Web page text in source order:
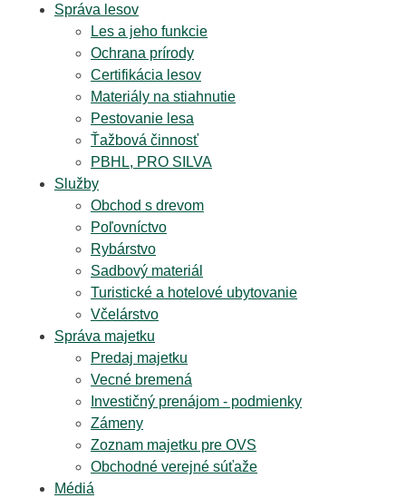
Správa lesov
Les a jeho funkcie
Ochrana prírody
Certifikácia lesov
Materiály na stiahnutie
Pestovanie lesa
Ťažbová činnosť
PBHL, PRO SILVA
Služby
Obchod s drevom
Poľovníctvo
Rybárstvo
Sadbový materiál
Turistické a hotelové ubytovanie
Včelárstvo
Správa majetku
Predaj majetku
Vecné bremená
Investičný prenájom - podmienky
Zámeny
Zoznam majetku pre OVS
Obchodné verejné súťaže
Médiá